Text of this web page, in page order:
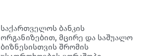
საქართველოს ბანკის
ორგანიზებით, მცირე და საშუალო
ბიზნესისთვის შრომის